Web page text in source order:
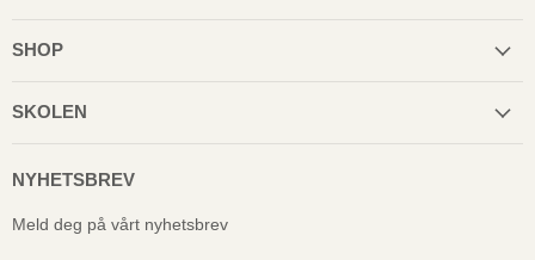
SHOP
SKOLEN
NYHETSBREV
Meld deg på vårt nyhetsbrev